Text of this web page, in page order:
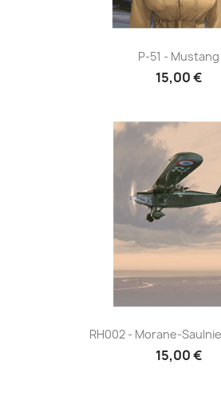
P-51 - Mustang
15,00 €
RH002 - Morane-
15,00 €